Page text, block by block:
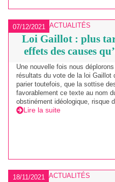
07/12/2021 ACTUALITÉS
Loi Gaillot : plus
effets des causes
Une nouvelle fois nous
résultats du vote de la loi Gaillot
parier toutefois, que la sottise
favorablement ce texte au nom
obstinément idéologique, risque
Lire la suite
18/11/2021 ACTUALITÉS